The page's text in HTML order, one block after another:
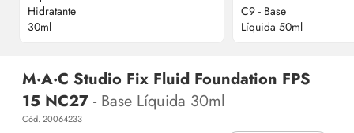
M·A·C Studio Fix Fluid Foundation FPS
15 NC27 - Base Líquida 30ml
Cód. 20064233